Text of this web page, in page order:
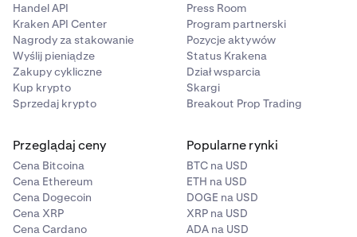
Handel API
Kraken API Center
Nagrody za stakowanie
Wyślij pieniądze
Zakupy cykliczne
Kup krypto
Sprzedaj krypto
Press Room
Program partnerski
Pozycje aktywów
Status Krakena
Dział wsparcia
Skargi
Breakout Prop Trading
Przeglądaj ceny
Cena Bitcoina
Cena Ethereum
Cena Dogecoin
Cena XRP
Cena Cardano
Popularne rynki
BTC na USD
ETH na USD
DOGE na USD
XRP na USD
ADA na USD